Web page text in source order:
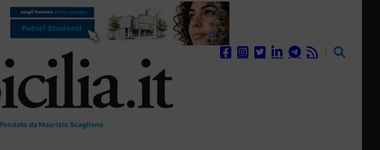
Fondato da Maurizio Scaglione